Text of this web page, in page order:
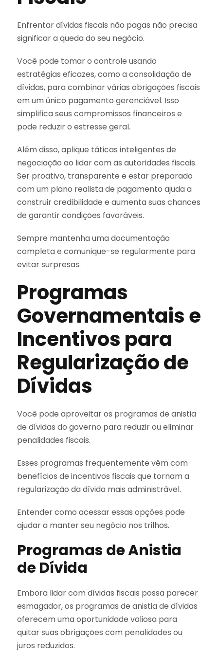
Enfrentar dívidas fiscais não pagas não precisa
significar a queda do seu negócio.
Você pode tomar o controle usando
estratégias eficazes, como a consolidação de
dívidas, para combinar várias obrigações fiscais
em um único pagamento gerenciável. Isso
simplifica seus compromissos financeiros e
pode reduzir o estresse geral.
Além disso, aplique táticas inteligentes de
negociação ao lidar com as autoridades fiscais.
Ser proativo, transparente e estar preparado
com um plano realista de pagamento ajuda a
construir credibilidade e aumenta suas chances
de garantir condições favoráveis.
Sempre mantenha uma documentação
completa e comunique-se regularmente para
evitar surpresas.
Programas
Governamentais e
Incentivos para
Regularização de
Dívidas
Você pode aproveitar os programas de anistia
de dívidas do governo para reduzir ou eliminar
penalidades fiscais.
Esses programas frequentemente vêm com
benefícios de incentivos fiscais que tornam a
regularização da dívida mais administrável.
Entender como acessar essas opções pode
ajudar a manter seu negócio nos trilhos.
Programas de Anistia
de Dívida
Embora lidar com dívidas fiscais possa parecer
esmagador, os programas de anistia de dívidas
oferecem uma oportunidade valiosa para
quitar suas obrigações com penalidades ou
juros reduzidos.